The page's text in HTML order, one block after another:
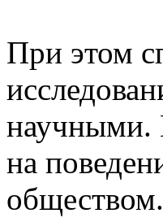
При этом
научными.
на
обществом.